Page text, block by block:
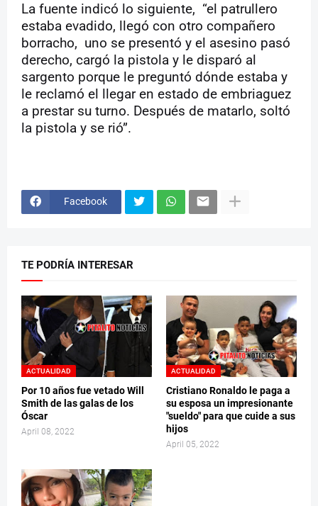
La fuente indicó lo siguiente, “el patrullero
estaba evadido, llegó con otro compañero
borracho, uno se presentó y el asesino pasó
derecho, cargó la pistola y le disparó al
sargento porque le preguntó dónde estaba y
le reclamó el llegar en estado de embriaguez
a prestar su turno. Después de matarlo, soltó
la pistola y se rió”.
Facebook
TE PODRÍA INTERESAR
ACTUALIDAD
Por 10 años fue vetado Will
Smith de las galas de los
Óscar
April 08, 2022
ACTUALIDAD
Cristiano Ronaldo le paga a
su esposa un impresionante
"sueldo" para que cuide a sus
hijos
April 05, 2022